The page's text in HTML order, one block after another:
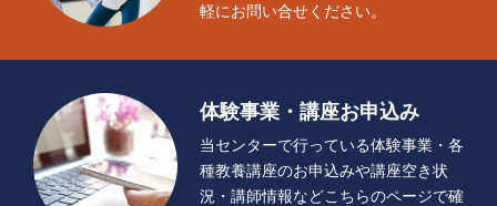
財団情報 個人情報保護方針 免責事項 公式SNS運用方針
軽にお問い合せください。
体験事業・講座お申込み
当センターで行っている体験事業・各
種教養講座のお申込みや講座空き状
況・講師情報などこちらのページで確